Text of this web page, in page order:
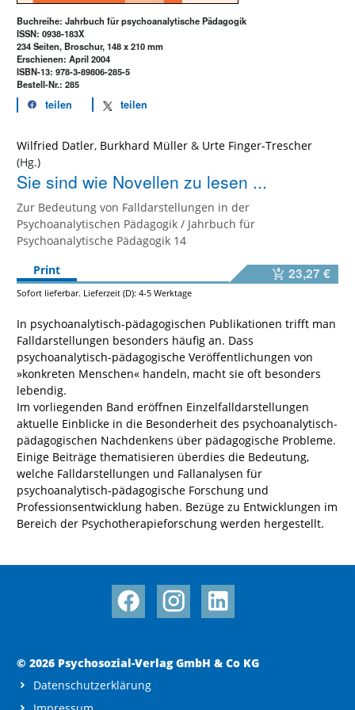
Buchreihe: Jahrbuch für psychoanalytische Pädagogik
ISSN: 0938-183X
234 Seiten, Broschur, 148 x 210 mm
Erschienen: April 2004
ISBN-13: 978-3-89806-285-5
Bestell-Nr.: 285
teilen teilen
Wilfried Datler, Burkhard Müller & Urte Finger-Trescher
Sie sind wie Novellen zu lesen ...
Zur Bedeutung von Falldarstellungen in der
Psychoanalytischen Pädagogik / Jahrbuch für
Psychoanalytische Pädagogik 14
Print
23,27 €
Sofort lieferbar. Lieferzeit (D): 4-5 Werktage
In psychoanalytisch-pädagogischen Publikationen trifft man
Falldarstellungen besonders häufig an. Dass
psychoanalytisch-pädagogische Veröffentlichungen von
»konkreten Menschen« handeln, macht sie oft besonders
lebendig.
Im vorliegenden Band eröffnen Einzelfalldarstellungen
aktuelle Einblicke in die Besonderheit des psychoanalytisch-
pädagogischen Nachdenkens über pädagogische Probleme.
Einige Beiträge thematisieren überdies die Bedeutung,
welche Falldarstellungen und Fallanalysen für
psychoanalytisch-pädagogische Forschung und
Professionsentwicklung haben. Bezüge zu Entwicklungen im
Bereich der Psychotherapieforschung werden hergestellt.
© 2026 Psychosozial-Verlag GmbH & Co KG
Datenschutzerklärung